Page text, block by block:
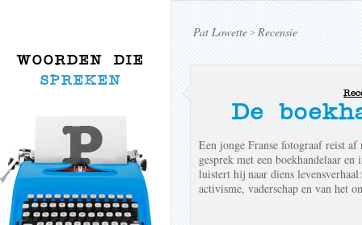
WOORDEN DIE
SPREKEN
Pat Lowette> Recensie
De
Een jonge Franse fotograaf reist
gesprek met een boekhandelaar
luistert hij naar diens
activisme, vaderschap en van het